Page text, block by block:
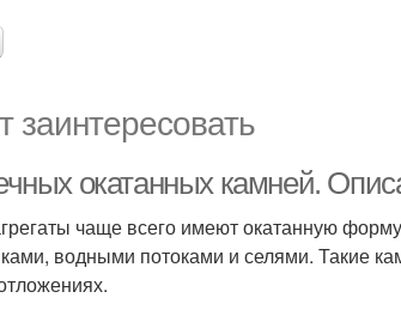
заинтересовать
окатанных камней.
чаще всего имеют окатанную
водными потоками и селями. Такие